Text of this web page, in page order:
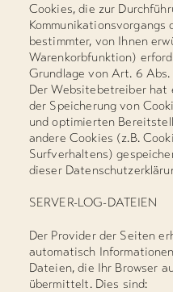
Cookies, die zur
bestimmter, von Ihnen
Warenkorbfunktion)
Grundlage von Art. 6
Der Websitebetreiber
der Speicherung von
und optimierten
andere Cookies (z.B.
Surfverhaltens)
dieser
SERVER-LOG-DATEIEN
Der Provider der Seiten
automatisch
Dateien, die Ihr Browser
übermittelt. Dies sind: